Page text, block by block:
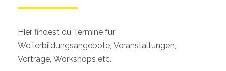
Hier findest du Termine für
Weiterbildungsangebote, Veranstaltungen,
Vorträge, Workshops etc.